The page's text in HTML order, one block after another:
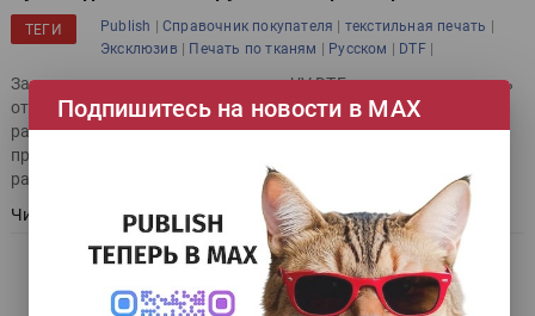
ТЕГИ Publish |Справочник покупателя | текстильная печать |
Эксклюзив | Печать по тканям | Русском | DTF|
За последние три года технология UV DTF-печати прошла путь
от чуть ли не экспериментальной до получившей широкое
распространение на рынке рекламной и сувенирной
продукции. Она предполагает ручные операции, поэтому не
рассчитана на массовое производство.
Читать далее